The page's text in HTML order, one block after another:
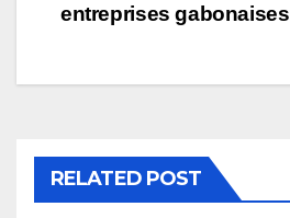
entreprises gabonaises
RELATED POST